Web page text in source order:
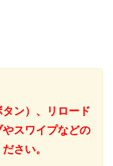
ン）、リロード
やスワイプなどの
さい。